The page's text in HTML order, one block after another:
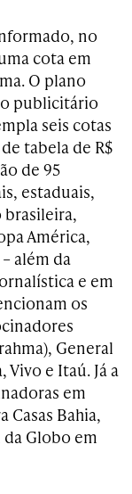
no
cota em
O plano
publicitário
seis cotas
tabela de R$
de 95
estaduais,
brasileira,
América,
além da
e em
os
General
e Itaú. Já a
em
Casas Bahia,
Globo em